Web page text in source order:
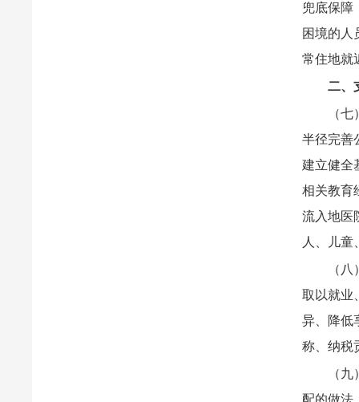
兜底保障
困境的人
常住地就
二、
（
半径完善
建立健全
相关教育
流入地医
人、儿童
（
取以就业
异、降低
称、纳税
（
配的做法